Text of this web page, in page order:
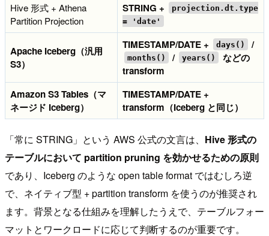
Hive 形式 + Athena
Partition Projection
STRING +
projection.dt.type
= 'date'
Apache Iceberg（汎用
S3）
TIMESTAMP/DATE + days() /
months() / years()
などの
transform
Amazon S3 Tables（マ
ネージド Iceberg）
TIMESTAMP/DATE +
transform（Iceberg と同じ）
「常に STRING」という AWS 公式の文言は、 Hive 形式の
テーブルにおいて partition pruning を効かせるための原則
であり、Iceberg のような open table format ではむしろ逆
で、ネイティブ型 + partition transform を使うのが推奨され
ます。背景となる仕組みを理解したうえで、テーブルフォー
マットとワークロードに応じて判断するのが重要です。